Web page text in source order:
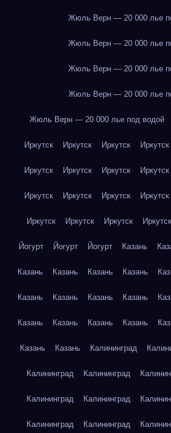
Жюль Верн — 20 000 лье
Жюль Верн — 20 000 лье
Жюль Верн — 20 000 лье
Жюль Верн — 20 000 лье
Жюль Верн — 20 000 лье под водой
Иркутск Иркутск Иркутск Иркутск
Иркутск Иркутск Иркутск Иркутск
Иркутск Иркутск Иркутск Иркутск
Иркутск Иркутск Иркутск Иркутск
Йогурт Йогурт Йогурт Казань
Казань Казань Казань Казань
Казань Казань Казань Казань
Казань Казань Казань Казань
Казань Казань Калининград
Калининград Калининград
Калининград Калининград
Калининград Калининград